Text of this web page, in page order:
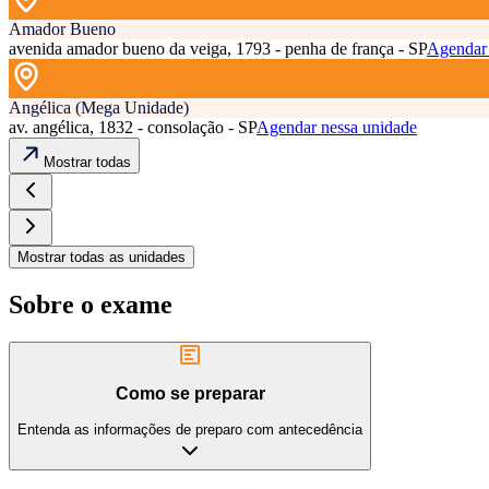
Amador Bueno
avenida amador bueno da veiga, 1793 - penha de frança - SPAgendar
Angélica (Mega Unidade)
av. angélica, 1832 - consolação - SPAgendar nessa unidade
Mostrar todas
Mostrar todas as unidades
Sobre o exame
Como se preparar
Entenda as informações de preparo com antecedência